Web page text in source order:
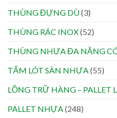
THÙNG ĐỰNG DÙ(3)
THÙNG RÁC INOX(52)
THÙNG NHỰA ĐA NĂNG
TẤM LÓT SÀN NHỰA(55)
LỒNG TRỮ HÀNG – PALLET
PALLET NHỰA(248)